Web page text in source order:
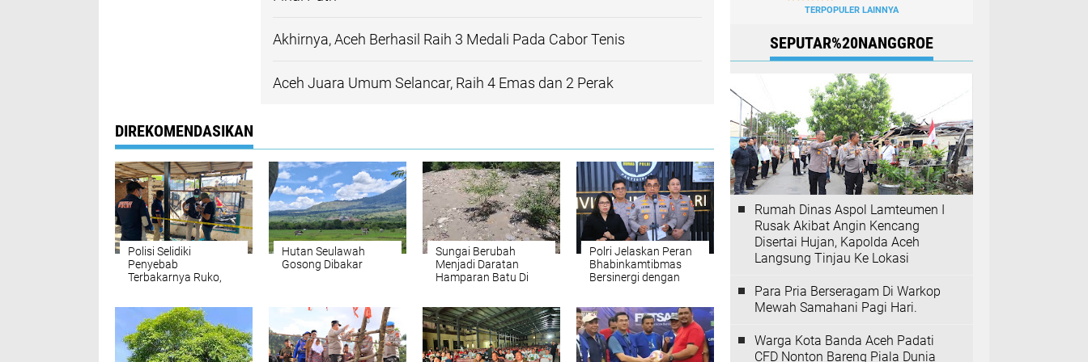
Akhirnya, Aceh Berhasil Raih 3 Medali Pada Cabor Tenis
Aceh Juara Umum Selancar, Raih 4 Emas dan 2 Perak
DIREKOMENDASIKAN
Polisi Selidiki
Penyebab
Terbakarnya Ruko,
Hutan Seulawah
Gosong Dibakar
Sungai Berubah
Menjadi Daratan
Hamparan Batu Di
Polri Jelaskan Peran
Bhabinkamtibmas
Bersinergi dengan
TERPOPULER LAINNYA
SEPUTAR%20NANGGROE
Rumah Dinas Aspol Lamteumen I
Rusak Akibat Angin Kencang
Disertai Hujan, Kapolda Aceh
Langsung Tinjau Ke Lokasi
Para Pria Berseragam Di Warkop
Mewah Samahani Pagi Hari.
Warga Kota Banda Aceh Padati
CFD Nonton Bareng Piala Dunia